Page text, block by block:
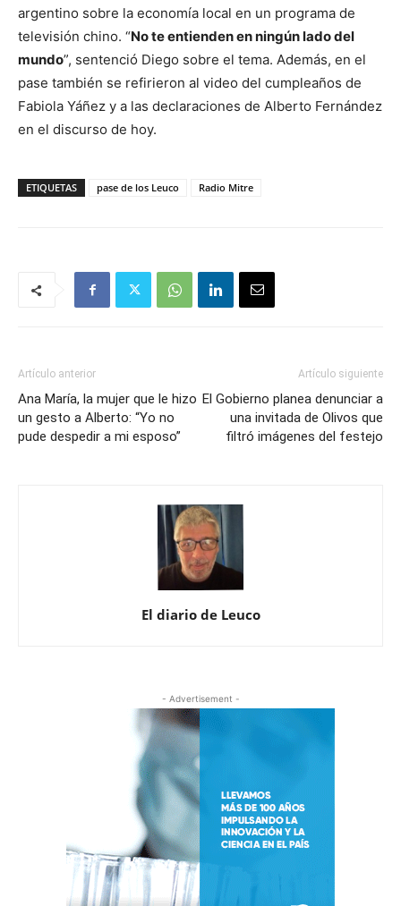
argentino sobre la economía local en un programa de
televisión chino. “No te entienden en ningún lado del
mundo”, sentenció Diego sobre el tema. Además, en el
pase también se refirieron al video del cumpleaños de
Fabiola Yáñez y a las declaraciones de Alberto Fernández
en el discurso de hoy.
ETIQUETAS pase de los Leuco Radio Mitre
Artículo anterior
Ana María, la mujer que le hizo
un gesto a Alberto: “Yo no
pude despedir a mi esposo”
Artículo siguiente
El Gobierno planea denunciar a
una invitada de Olivos que
filtró imágenes del festejo
El diario de Leuco
- Advertisement -